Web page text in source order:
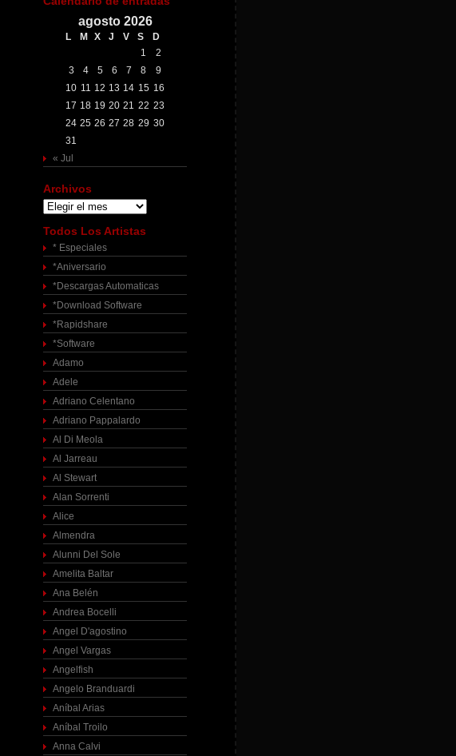
agosto 2026
L M X J V S
D
1
2
3
4 5 6 7 8
9
10 11 12 13 14 15 16
17 18 19 20 21 22 23
24 25 26 27 28 29 30
31
« Jul
Archivos
Archivos
Todos Los Artistas
* Especiales
*Aniversario
*Descargas Automaticas
*Download Software
*Rapidshare
*Software
Adamo
Adele
Adriano Celentano
Adriano Pappalardo
Al Di Meola
Al Jarreau
Al Stewart
Alan Sorrenti
Alice
Almendra
Alunni Del Sole
Amelita Baltar
Ana Belén
Andrea Bocelli
Angel D'agostino
Angel Vargas
Angelfish
Angelo Branduardi
Aníbal Arias
Aníbal Troilo
Anna Calvi